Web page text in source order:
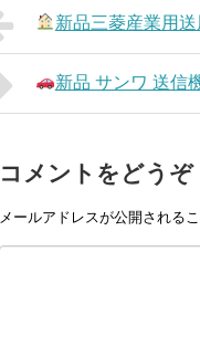
新品三菱産業用
新品 サンワ 送信
コメントをどうぞ
メールアドレスが公開される